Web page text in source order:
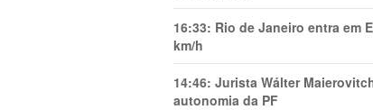
16:33: Rio de Janeiro entra em
km/h
14:46: Jurista Wálter
autonomia da PF